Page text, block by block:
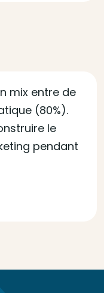
mix entre de
(80%).
le
pendant